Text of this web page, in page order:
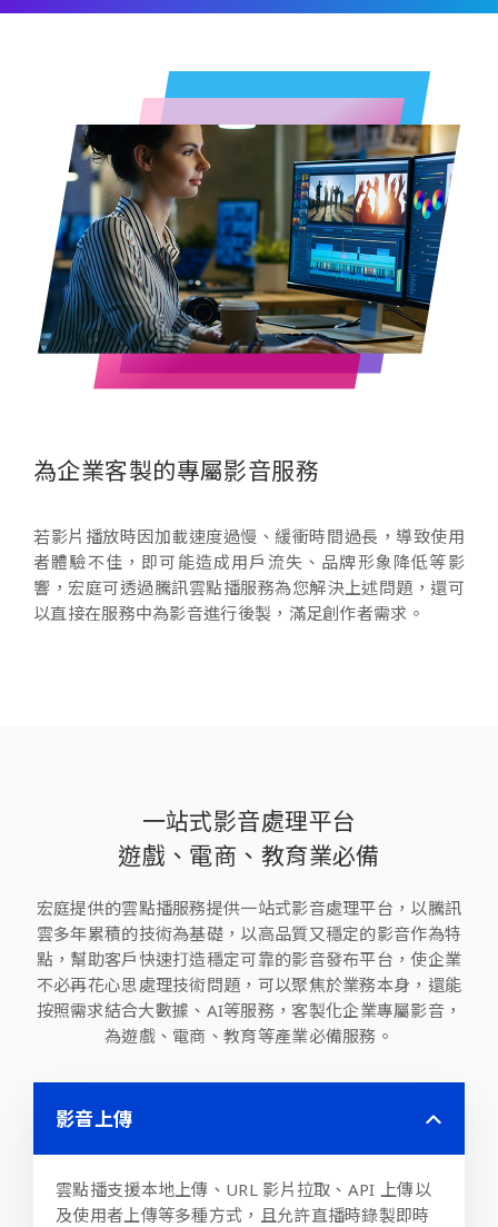
為企業客製的專屬影音服務
若影片播放時因加載速度過慢、緩衝時間過長，導致使用
者體驗不佳，即可能造成用戶流失、品牌形象降低等影
響，宏庭可透過騰訊雲點播服務為您解決上述問題，還可
以直接在服務中為影音進行後製，滿足創作者需求。
一站式影音處理平台
遊戲、電商、教育業必備
宏庭提供的雲點播服務提供一站式影音處理平台，以騰訊
雲多年累積的技術為基礎，以高品質又穩定的影音作為特
點，幫助客戶快速打造穩定可靠的影音發布平台，使企業
不必再花心思處理技術問題，可以聚焦於業務本身，還能
按照需求結合大數據、AI等服務，客製化企業專屬影音，
為遊戲、電商、教育等產業必備服務。
影音上傳
雲點播支援本地上傳、 URL 影片拉取、 API 上傳以
及使用者上傳等多種方式，且允許直播時錄製即時